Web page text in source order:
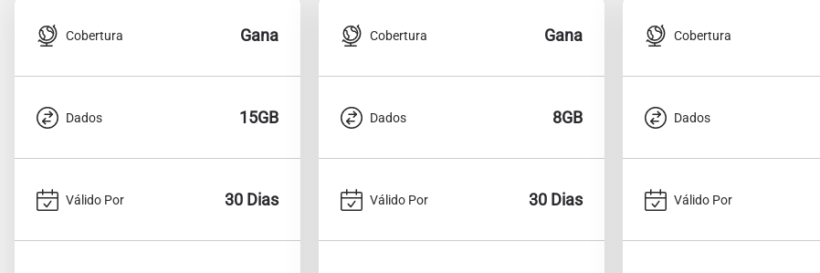
Cobertura Gana
Dados 15GB
Válido Por 30 Dias
Cobertura Gana
Dados 8GB
Válido Por 30 Dias
Cobertura
Dados
Válido Por